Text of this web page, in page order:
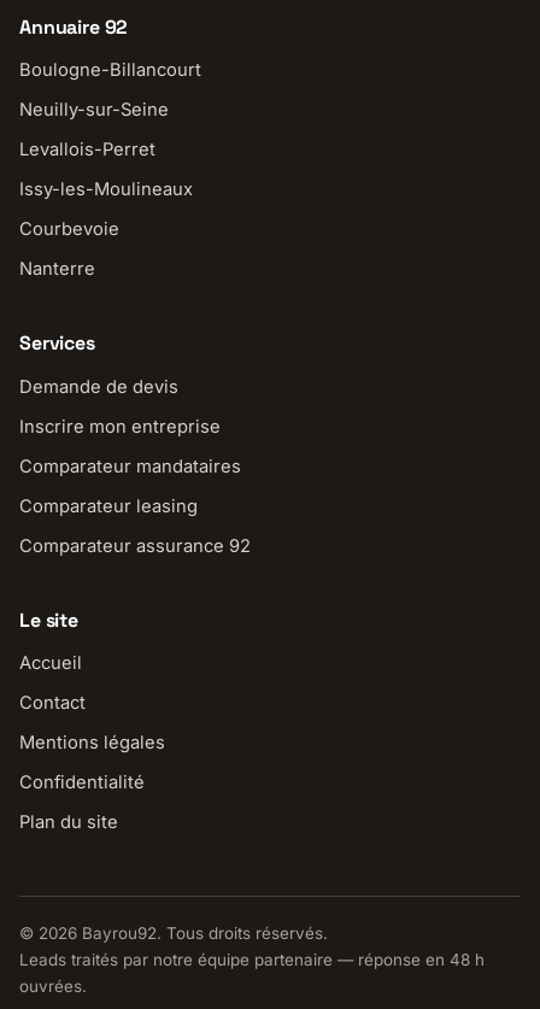
Annuaire 92
Boulogne-Billancourt
Neuilly-sur-Seine
Levallois-Perret
Issy-les-Moulineaux
Courbevoie
Nanterre
Services
Demande de devis
Inscrire mon entreprise
Comparateur mandataires
Comparateur leasing
Comparateur assurance 92
Le site
Accueil
Contact
Mentions légales
Confidentialité
Plan du site
© 2026 Bayrou92. Tous droits réservés.
Leads traités par notre équipe partenaire — réponse en 48 h
ouvrées.